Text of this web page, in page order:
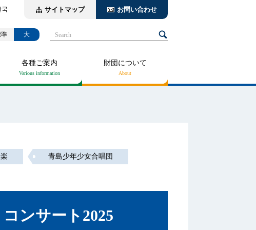
국 サイトマップ お問い合わせ
大 Search
各種ご案内 財団について
青島少年少女合唱団
ンサート2025